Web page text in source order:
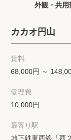
保存した検索条件
店舗紹介
希望条件を伝えて
来店予約
外観・共用
カカオ円山
賃料
68,000円 ～
管理費
10,000円
最寄り駅
地下鉄東西線「西